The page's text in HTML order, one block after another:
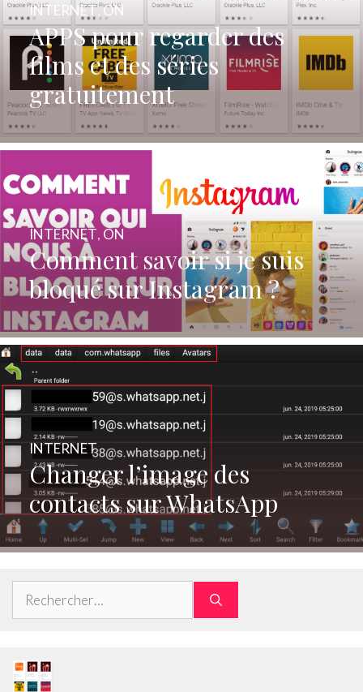
APPS pour regarder des
films et des séries
gratuitement
INTERNET,ON
Comment savoir si je suis
bloqué sur Instagram ?
INTERNET, ON
Changer l’image des
contacts sur WhatsApp
INTERNET
Rechercher :